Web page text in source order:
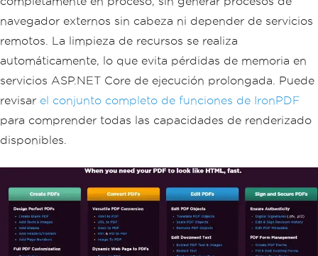
navegador externos sin cabeza ni depender de servicios
remotos. La limpieza de recursos se realiza
automáticamente, lo que evita pérdidas de memoria en
servicios ASP.NET Core de ejecución prolongada. Puede
revisar el conjunto completo de funciones de IronPDF
para comprender todas las capacidades de renderizado
disponibles.